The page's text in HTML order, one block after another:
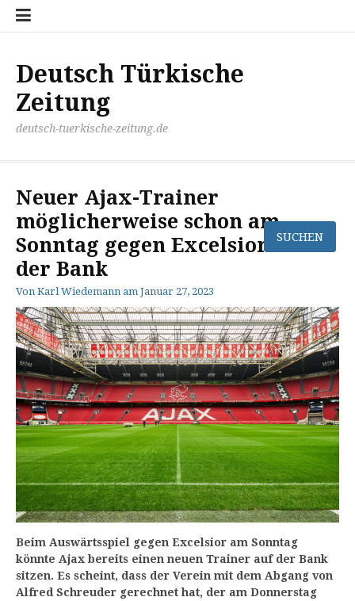
Zum
Inhalt
Deutsch Türkische
Zeitung
deutsch-tuerkische-zeitung.de
Neuer Ajax-Trainer
möglicherweise schon am
Sonntag gegen Excelsior auf
der Bank
Von Karl Wiedemann am Januar 27, 2023
Beim Auswärtsspiel gegen Excelsior am Sonntag
könnte Ajax bereits einen neuen Trainer auf der Bank
sitzen. Es scheint, dass der Verein mit dem Abgang von
Alfred Schreuder gerechnet hat, der am Donnerstag